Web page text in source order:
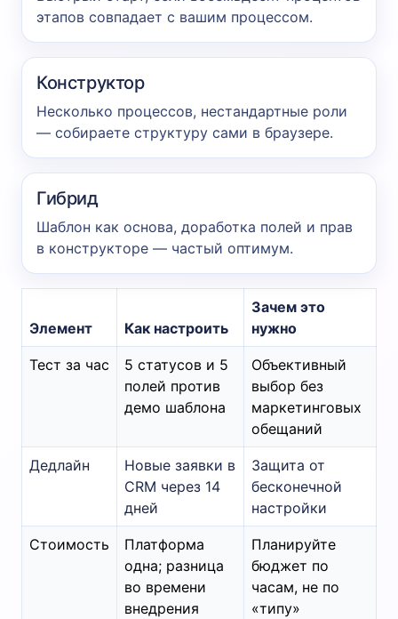
этапов совпадает с вашим процессом.
Конструктор
Несколько процессов, нестандартные роли
— собираете структуру сами в браузере.
Гибрид
Шаблон как основа, доработка полей и прав
в конструкторе — частый оптимум.
Элемент Как настроить
Зачем это
нужно
Тест за час
5 статусов и 5
полей против
демо шаблона
Объективный
выбор без
маркетинговых
обещаний
Дедлайн
Новые заявки в
CRM через 14
дней
Защита от
бесконечной
настройки
Стоимость
Платформа
одна; разница
во времени
внедрения
Планируйте
бюджет по
часам, не по
«типу»